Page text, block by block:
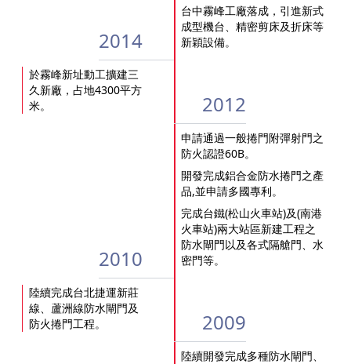
台中霧峰工廠落成，引進新式
成型機台、精密剪床及折床等
新穎設備。
2014
於霧峰新址動工擴建三
久新廠，占地4300平方
米。
2012
申請通過一般捲門附彈射門之
防火認證60B。
開發完成鋁合金防水捲門之產
品,並申請多國專利。
完成台鐵(松山火車站)及(南港
火車站)兩大站區新建工程之
防水閘門以及各式隔艙門、水
密門等。
2010
陸續完成台北捷運新莊
線、蘆洲線防水閘門及
防火捲門工程。
2009
陸續開發完成多種防水閘門、